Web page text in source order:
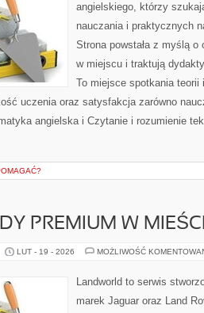
angielskiego, którzy
nauczania i praktycznych
Strona powstała z myślą
w miejscu i traktują
To miejsce spotkania teorii
uczenia oraz satysfakcja zarówno
angielska i Czytanie i rozumienie
PREMIUM W
LUT - 19 - 2026 MOŻLIWOŚĆ
Landworld to serwis
marek Jaguar oraz Land